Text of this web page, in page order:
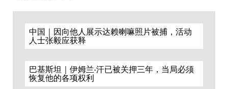
中国｜因向他人展示达赖喇嘛照片被捕，活动
人士张毅应获释
巴基斯坦｜伊姆兰·汗已被关押三年，当局必须
恢复他的各项权利